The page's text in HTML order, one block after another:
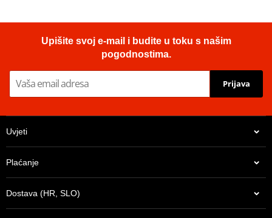
product, comfortable, safe, and easy to assemble and
To mount the top case onto the bike it is necessary to add to the
top fitting, the plate included in the SHAD cases (except for
TR48/TR37).
Upišite svoj e-mail i budite u toku s našim
pogodnostima.
Prijava
Uvjeti
Plaćanje
Dostava (HR, SLO)